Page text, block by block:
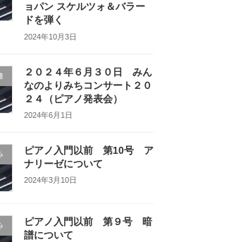
ョパン スケルツォ＆バラー
ドを弾く
2024年10月3日
２０２４年６月３０日 みん
なのよりみちコンサート２０
２４（ピアノ発表会）
2024年6月1日
ピアノ入門以前 第10号 ア
ナリーゼについて
2024年3月10日
ピアノ入門以前 第９号 暗
譜について